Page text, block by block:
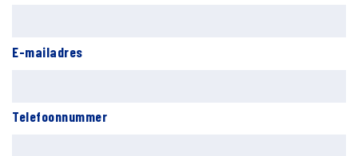
E-mailadres
Telefoonnummer